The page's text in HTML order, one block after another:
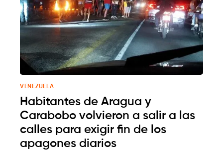
VENEZUELA
Habitantes de Aragua y
Carabobo volvieron a salir a las
calles para exigir fin de los
apagones diarios